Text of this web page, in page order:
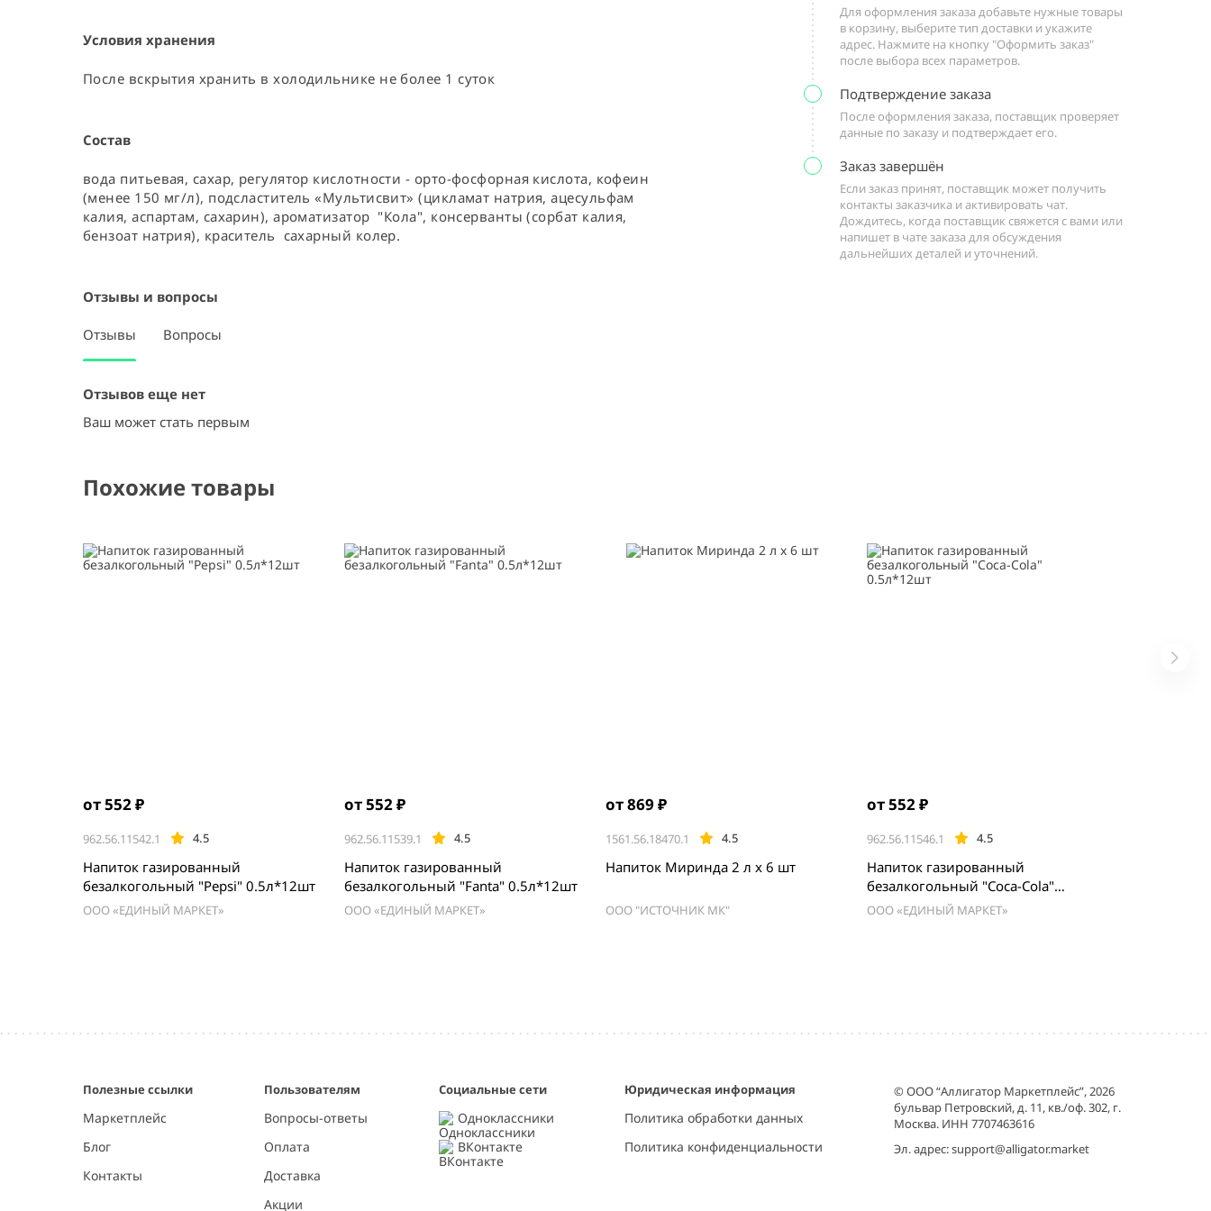
Условия хранения
После вскрытия хранить в холодильнике не более 1 суток
Состав
вода питьевая, сахар, регулятор кислотности - орто-фосфорная кислота, кофеин
(менее 150 мг/л), подсластитель «Мультисвит» (цикламат натрия, ацесульфам
калия, аспартам, сахарин), ароматизатор  "Кола", консерванты (сорбат калия,
бензоат натрия), краситель  сахарный колер.
Отзывы и вопросы
Отзывы Вопросы
Отзывов еще нет
Ваш может стать первым
Для оформления заказа добавьте нужные товары
в корзину, выберите тип доставки и укажите
адрес. Нажмите на кнопку "Оформить заказ"
после выбора всех параметров.
Подтверждение заказа
После оформления заказа, поставщик проверяет
данные по заказу и подтверждает его.
Заказ завершён
Если заказ принят, поставщик может получить
контакты заказчика и активировать чат.
Дождитесь, когда поставщик свяжется с вами или
напишет в чате заказа для обсуждения
дальнейших деталей и уточнений.
Похожие товары
от 552 ₽
962.56.11542.1 4.5
Напиток газированный
безалкогольный "Pepsi" 0.5л*12шт
ООО «ЕДИНЫЙ МАРКЕТ»
от 552 ₽
962.56.11539.1 4.5
Напиток газированный
безалкогольный "Fanta" 0.5л*12шт
ООО «ЕДИНЫЙ МАРКЕТ»
от 869 ₽
1561.56.18470.1 4.5
Напиток Миринда 2 л х 6 шт
ООО "ИСТОЧНИК МК"
от 552 ₽
962.56.11546.1 4.5
Напиток газированный
безалкогольный "Coca-Cola"
0.5л*12шт
ООО «ЕДИНЫЙ МАРКЕТ»
Полезные ссылки
Маркетплейс
Блог
Контакты
Пользователям
Вопросы-ответы
Оплата
Доставка
Акции
Социальные сети
Одноклассники
ВКонтакте
Юридическая информация
Политика обработки данных
Политика конфиденциальности
© ООО “Аллигатор Маркетплейс”, 2026
бульвар Петровский, д. 11, кв./оф. 302, г.
Москва. ИНН 7707463616
Эл. адрес:support@alligator.market